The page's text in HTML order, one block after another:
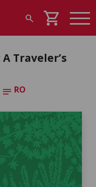
search shopping_cart
Traveler’s
notes RO